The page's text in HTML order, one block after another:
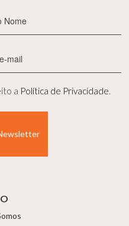
a Política de Privacidade